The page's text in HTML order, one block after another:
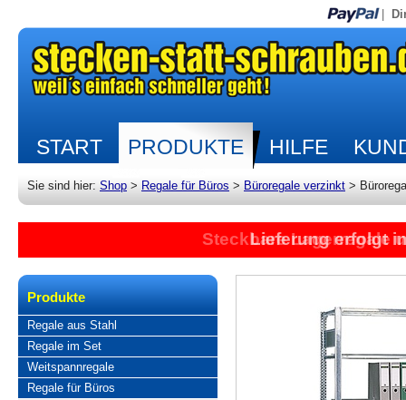
START PRODUKTE HILFE
Sie sind hier: Shop > Regale für Büros > Büroregale verzinkt >
Steckbare Lagerregale
Lieferung erfolgt
Produkte
Regale aus Stahl
Regale im Set
Weitspannregale
Regale für Büros